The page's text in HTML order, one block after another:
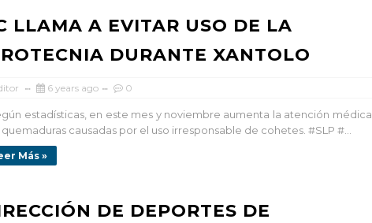
LLAMA A EVITAR USO DE LA
DURANTE XANTOLO
6 years ago 0
estadísticas, en este mes y noviembre aumenta la atención médica
causadas por el uso irresponsable de cohetes. #SLP #...
Más »
DE DEPORTES DE